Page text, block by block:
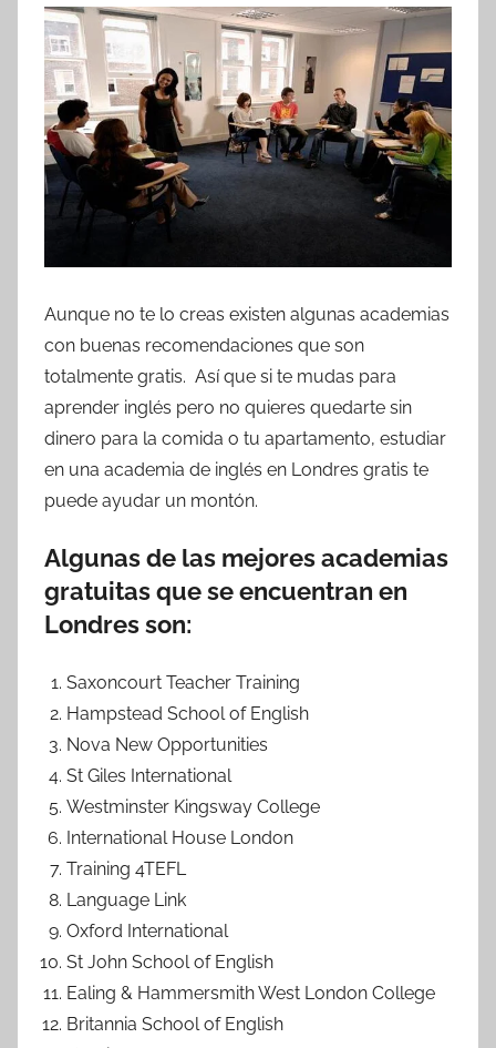
Aunque no te lo creas existen algunas academias
con buenas recomendaciones que son
totalmente gratis. Así que si te mudas para
aprender inglés pero no quieres quedarte sin
dinero para la comida o tu apartamento, estudiar
en una academia de inglés en Londres gratis te
puede ayudar un montón.
Algunas de las mejores academias
gratuitas que se encuentran en
Londres son:
Saxoncourt Teacher Training
Hampstead School of English
Nova New Opportunities
St Giles International
Westminster Kingsway College
International House London
Training 4TEFL
Language Link
Oxford International
St John School of English
Ealing & Hammersmith West London College
Britannia School of English